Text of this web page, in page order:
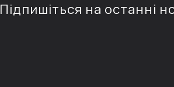
Підпишіться на останні